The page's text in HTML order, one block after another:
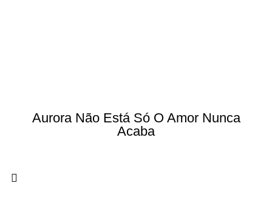
Aurora Não Está Só O Amor Nunca
Acaba